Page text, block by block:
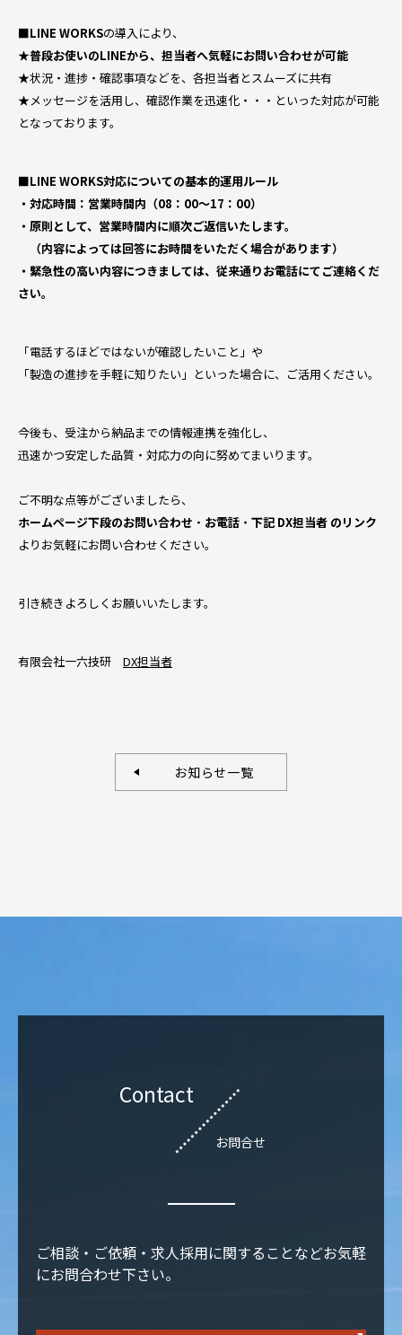
■LINE WORKSの導入により、
★普段お使いのLINEから、担当者へ気軽にお問い合わせが可能
★状況・進捗・確認事項などを、各担当者とスムーズに共有
★メッセージを活用し、確認作業を迅速化・・・といった対応が可能
となっております。
■LINE WORKS対応についての基本的運用ルール
・対応時間：営業時間内（08：00～17：00）
・原則として、営業時間内に順次ご返信いたします。
（内容によっては回答にお時間をいただく場合があります）
・緊急性の高い内容につきましては、従来通りお電話にてご連絡くだ
さい。
「電話するほどではないが確認したいこと」や
「製造の進捗を手軽に知りたい」といった場合に、ご活用ください。
今後も、受注から納品までの情報連携を強化し、
迅速かつ安定した品質・対応力の向に努めてまいります。
ご不明な点等がございましたら、
ホームページ下段のお問い合わせ ・ お電話 ・ 下記 DX担当者 のリンク
よりお気軽にお問い合わせください。
引き続きよろしくお願いいたします。
有限会社一六技研 DX担当者
お知らせ一覧
Contact
お問合せ
ご相談・ご依頼・求人採用に関することなどお気軽
にお問合わせ下さい。